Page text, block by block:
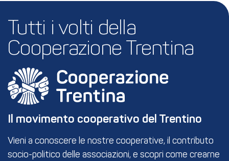
Tutti i volti della
Cooperazione Trentina
Il movimento cooperativo del Trentino
Vieni a conoscere le nostre cooperative, il contributo
socio-politico delle associazioni, e scopri come crearne